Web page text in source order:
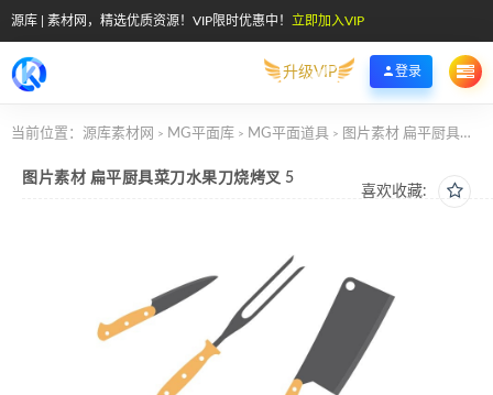
源库 | 素材网，精选优质资源！VIP限时优惠中！ 立即加入VIP
升级VIP 登录
当前位置： 源库素材网 > MG平面库 > MG平面道具 > 图片素材 扁平厨具菜刀水果刀烧烤叉 5
喜欢收藏:
图片素材 扁平厨具菜刀水果刀烧烤叉 5